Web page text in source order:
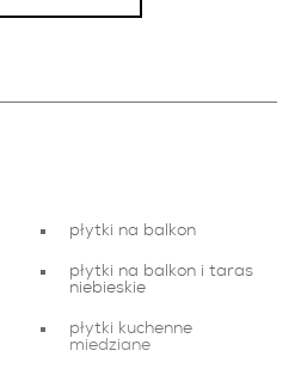
płytki na balkon
płytki na balkon i taras
niebieskie
płytki kuchenne
miedziane